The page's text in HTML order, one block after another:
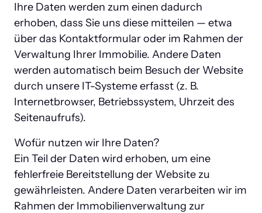
Ihre Daten werden zum einen dadurch
erhoben, dass Sie uns diese mitteilen — etwa
über das Kontaktformular oder im Rahmen der
Verwaltung Ihrer Immobilie. Andere Daten
werden automatisch beim Besuch der Website
durch unsere IT-Systeme erfasst (z. B.
Internetbrowser, Betriebssystem, Uhrzeit des
Seitenaufrufs).
Wofür nutzen wir Ihre Daten?
Ein Teil der Daten wird erhoben, um eine
fehlerfreie Bereitstellung der Website zu
gewährleisten. Andere Daten verarbeiten wir im
Rahmen der Immobilienverwaltung zur